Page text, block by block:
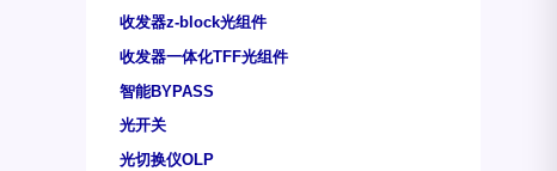
收发器z-block光组件
收发器一体化TFF光组件
智能BYPASS
光开关
光切换仪OLP